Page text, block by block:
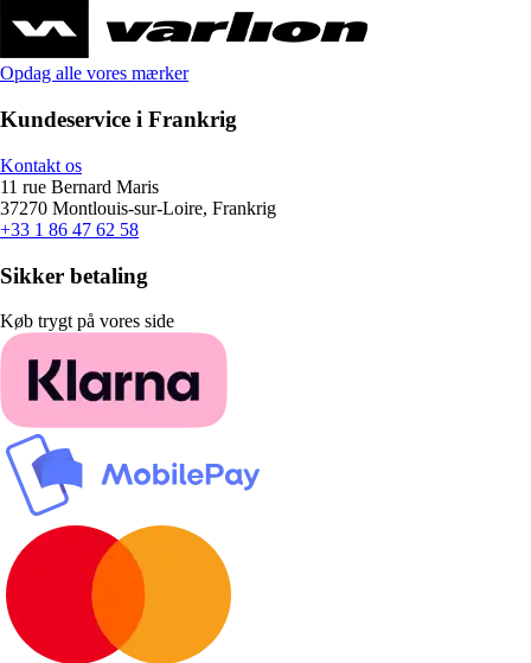
Opdag alle vores mærker
Kundeservice i Frankrig
Kontakt os
11 rue Bernard Maris
37270 Montlouis-sur-Loire, Frankrig
+33 1 86 47 62 58
Sikker betaling
Køb trygt på vores side